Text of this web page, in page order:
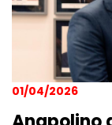
01/04/2026